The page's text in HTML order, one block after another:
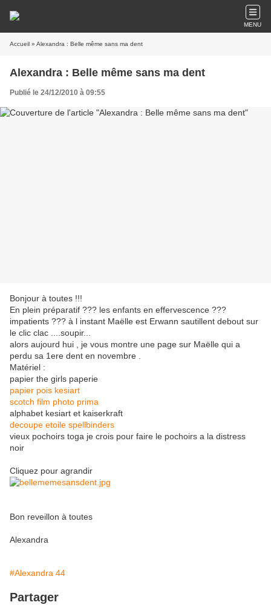
MENU
Accueil » Alexandra : Belle même sans ma dent
Alexandra : Belle même sans ma dent
Publié le 24/12/2010 à 09:55
Bonjour à toutes !!!
En plein préparatif ??? les enfants en effervescence ???
impatients ??? à l instant Maëlle est Erwann sautillent debout sur
le clic clac ....soupir...
alors aujourd hui , je vous montre une page sur Maëlle qui a
perdu sa 1ere dent en novembre .
Matériel :
papier the girls paperie
papier pois kesiart
scotch film photo prima
alphabet kesiart et kaiserkraft
decoupe etoile spellbinders
vieux pochoirs toga je crois pour faire le pochoirs a la distress
noir
Cliquez pour agrandir
Bon reveillon à toutes
Alexandra
#Alexandra 44
Partager